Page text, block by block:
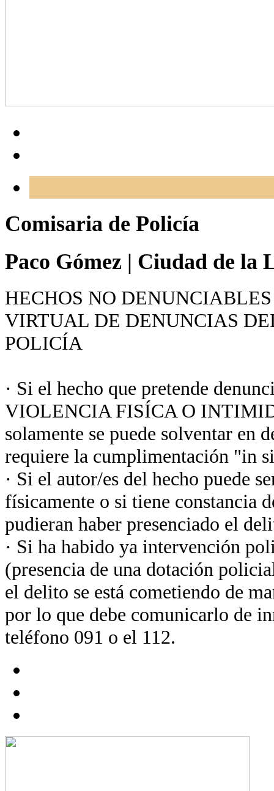
Comisaria de Policía
Paco Gómez | Ciudad de la
HECHOS NO
VIRTUAL DE DENUNCIAS
POLICÍA
· Si el hecho que pretende
VIOLENCIA FISÍCA O
solamente se puede solventar en
requiere la cumplimentación "in
· Si el autor/es del hecho puede
físicamente o si tiene constancia
pudieran haber presenciado el
· Si ha habido ya intervención
(presencia de una dotación
el delito se está cometiendo de
por lo que debe comunicarlo de
teléfono 091 o el 112.